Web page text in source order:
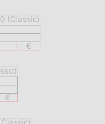
€
€